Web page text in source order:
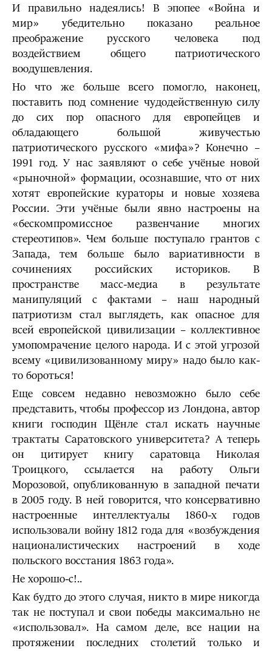
И правильно надеялись! В эпопее «Война и
мир» убедительно показано реальное
преображение русского человека под
воздействием общего патриотического
воодушевления.
Но что же больше всего помогло, наконец,
поставить под сомнение чудодейственную силу
до сих пор опасного для европейцев и
обладающего большой живучестью
патриотического русского «мифа»? Конечно –
1991 год. У нас заявляют о себе учёные новой
«рыночной» формации, осознавшие, что от них
хотят европейские кураторы и новые хозяева
России. Эти учёные были явно настроены на
«бескомпромиссное развенчание многих
стереотипов». Чем больше поступало грантов с
Запада, тем больше было вариативности в
сочинениях российских историков. В
пространстве масс-медиа в результате
манипуляций с фактами – наш народный
патриотизм стал выглядеть, как опасное для
всей европейской цивилизации – коллективное
умопомрачение целого народа. И с этой угрозой
всему «цивилизованному миру» надо было как-
то бороться!
Еще совсем недавно невозможно было себе
представить, чтобы профессор из Лондона, автор
книги господин Щёнле стал искать научные
трактаты Саратовского университета? А теперь
он цитирует книгу саратовца Николая
Троицкого, ссылается на работу Ольги
Морозовой, опубликованную в западной печати
в 2005 году. В ней говорится, что консервативно
настроенные интеллектуалы 1860-х годов
использовали войну 1812 года для «возбуждения
националистических настроений в ходе
польского восстания 1863 года».
Не хорошо-с!..
Как будто до этого случая, никто в мире никогда
так не поступал и свои победы максимально не
«использовал». На самом деле, все нации на
протяжении последних столетий только и